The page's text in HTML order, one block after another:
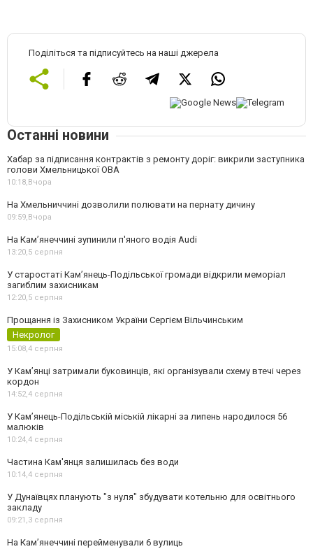
Поділіться та підписуйтесь на наші джерела
Останні новини
Хабар за підписання контрактів з ремонту доріг: викрили заступника
голови Хмельницької ОВА
10:18, Вчора
На Хмельниччині дозволили полювати на пернату дичину
09:59, Вчора
На Камʼянеччині зупинили п'яного водія Audi
13:20, 5 серпня
У старостаті Кам’янець-Подільської громади відкрили меморіал
загиблим захисникам
12:20, 5 серпня
Прощання із Захисником України Сергієм Вільчинським
Некролог
15:08, 4 серпня
У Кам’янці затримали буковинців, які організували схему втечі через
кордон
14:52, 4 серпня
У Кам’янець-Подільській міській лікарні за липень народилося 56
малюків
10:24, 4 серпня
Частина Кам'янця залишилась без води
10:14, 4 серпня
У Дунаївцях планують "з нуля" збудувати котельню для освітнього
закладу
09:21, 3 серпня
На Камʼянеччині перейменували 6 вулиць